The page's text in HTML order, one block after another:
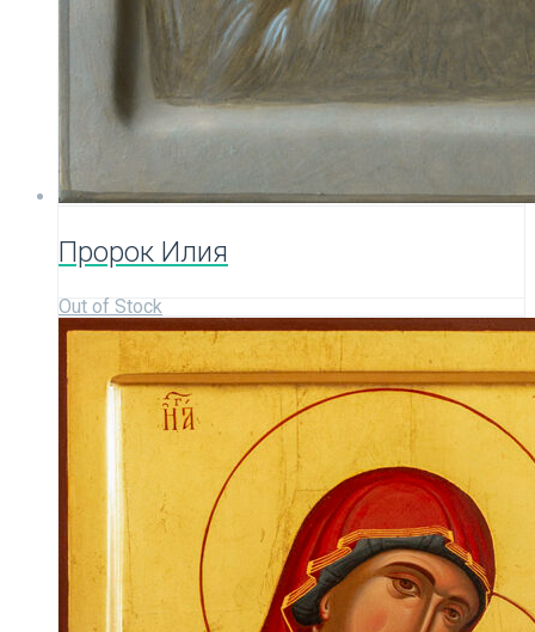
Пророк Илия
Out of Stock